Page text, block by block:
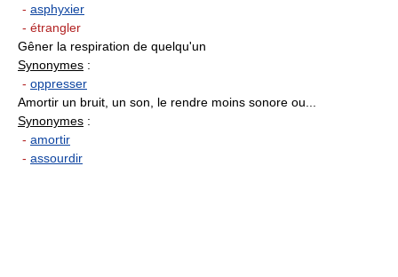
- asphyxier
- étrangler
Gêner la respiration de quelqu'un
Synonymes :
- oppresser
Amortir un bruit, un son, le rendre moins sonore ou...
Synonymes :
- amortir
- assourdir